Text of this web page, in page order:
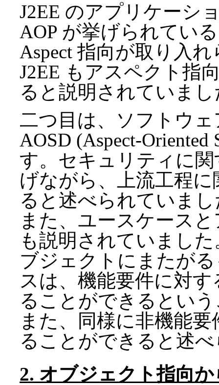
J2EE のアプリケーシ
AOP が挙げられてい
Aspect 指向が取り入
J2EE もアスペクト指
ると説明されていまし
二つ目は、ソフトウ
AOSD (Aspect-Oriented
す。セキュリティに
げながら、上流工程
ると述べられていま
また、ユースケース
も説明されていまし
ブジェクトにまたが
スは、機能要件に対
ることができるとい
また、同様に非機能
ることができると述
2. オブジェクト指向